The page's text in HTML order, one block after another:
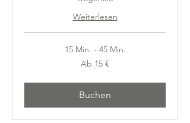
Weiterlesen
15 Min. - 45 Min.
Ab 15 €
Buchen